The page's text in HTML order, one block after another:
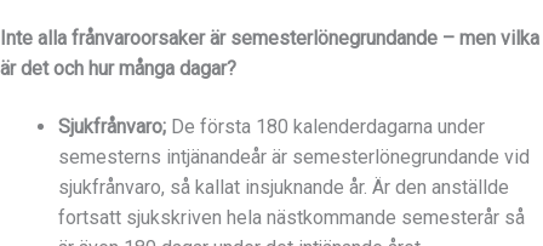
Inte alla frånvaroorsaker är semesterlönegrundande – men vilka
är det och hur många dagar?
Sjukfrånvaro; De första 180 kalenderdagarna under
semesterns intjänandeår är semesterlönegrundande vid
sjukfrånvaro, så kallat insjuknande år. Är den anställde
fortsatt sjukskriven hela nästkommande semesterår så